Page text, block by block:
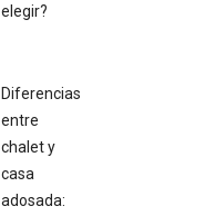
elegir?
Diferencias
entre
chalet y
casa
adosada: